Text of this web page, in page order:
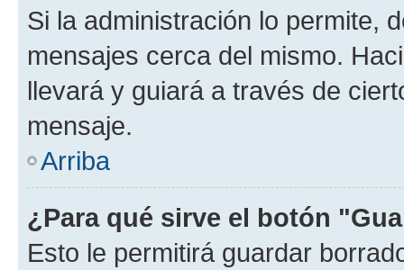
Si la administración lo permite,
mensajes cerca del mismo.
llevará y guiará a través de
mensaje.
Arriba
¿Para qué sirve el botón
Esto le permitirá guardar